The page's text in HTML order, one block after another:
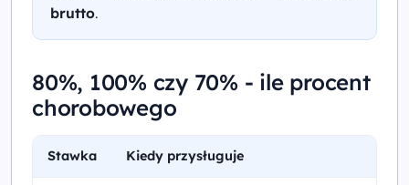
brutto.
80%, 100% czy 70% - ile procent
chorobowego
Stawka Kiedy przysługuje